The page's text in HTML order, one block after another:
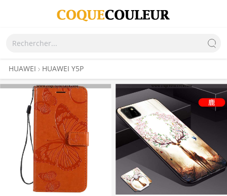
HUAWEI HUAWEI Y5P